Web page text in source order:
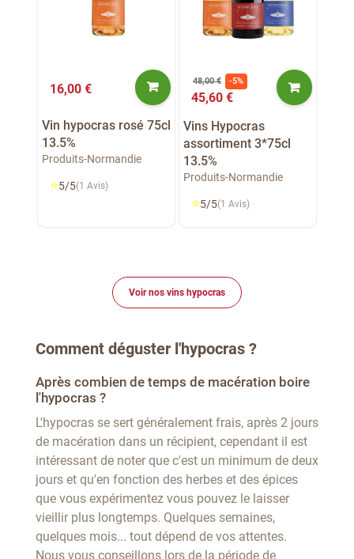
16,00 €
Vin hypocras rosé 75cl
13.5%
Produits-Normandie
⭐5/5(1 Avis)
45,60 €
48,00 € -5%
Vins Hypocras
assortiment 3*75cl
13.5%
Produits-Normandie
⭐5/5(1 Avis)
Voir nos vins hypocras
Comment déguster l'hypocras ?
Après combien de temps de macération boire
l'hypocras ?
L'hypocras se sert généralement frais, après 2 jours
de macération dans un récipient, cependant il est
intéressant de noter que c'est un minimum de deux
jours et qu'en fonction des herbes et des épices
que vous expérimentez vous pouvez le laisser
vieillir plus longtemps. Quelques semaines,
quelques mois... tout dépend de vos attentes.
Nous vous conseillons lors de la période de